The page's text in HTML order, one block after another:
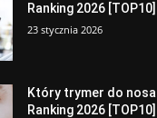
Ranking 2026 [TOP10]
23 stycznia 2026
Który trymer do
Ranking 2026 [TOP10]